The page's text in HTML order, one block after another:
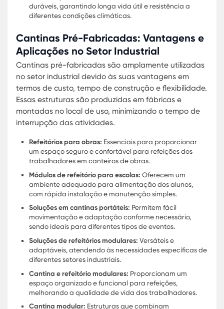
alimentação são uma escolha prática,
instalação rápida e o uso eficiente do espaço.
Cantinas de aço modular são duráveis e
adaptando-se a diversas necessidades.
Cantinas temporárias modulares oferecem uma
solução rápida e eficiente para eventos ou
de emergência. Soluções em cantinas portáteis
proporcionam mobilidade e praticidade,
para diversas aplicações.
Ao planejar refeitórios modulares interiores, é
fundamental considerar o conforto e a
para todos os usuários.
Cantinas Temporárias Modulares:
Soluções Práticas para Eventos e
Cantinas temporárias modulares são uma
eficiente e prática para eventos e obras,
proporcionando um ambiente adequado para
refeições em locais onde a infraestrutura é
Essas cantinas são projetadas para serem
facilmente transportadas e instaladas,